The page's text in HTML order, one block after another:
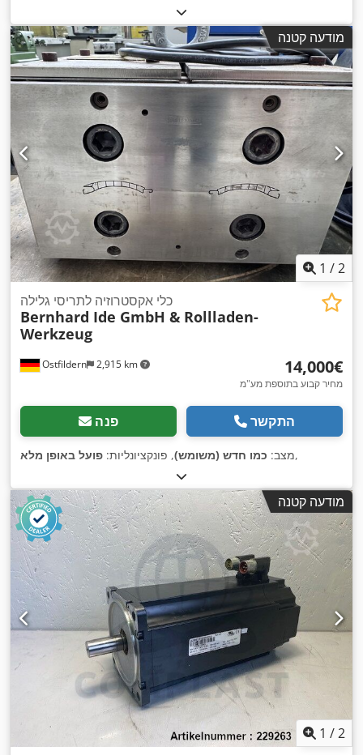
מודעה קטנה
1 /2
Ostfildern 2,915 km
כלי אקסטרוזיה לתריסי גלילה
Bernhard Ide GmbH & Rollladen-
Werkzeug
‏14,000 ‏€
מחיר קבוע בתוספת מע"מ
פנה התקשר
מצב: כמו חדש (משומש), פונקציונליות: פועל באופן מלא ,
מודעה קטנה
1 /2